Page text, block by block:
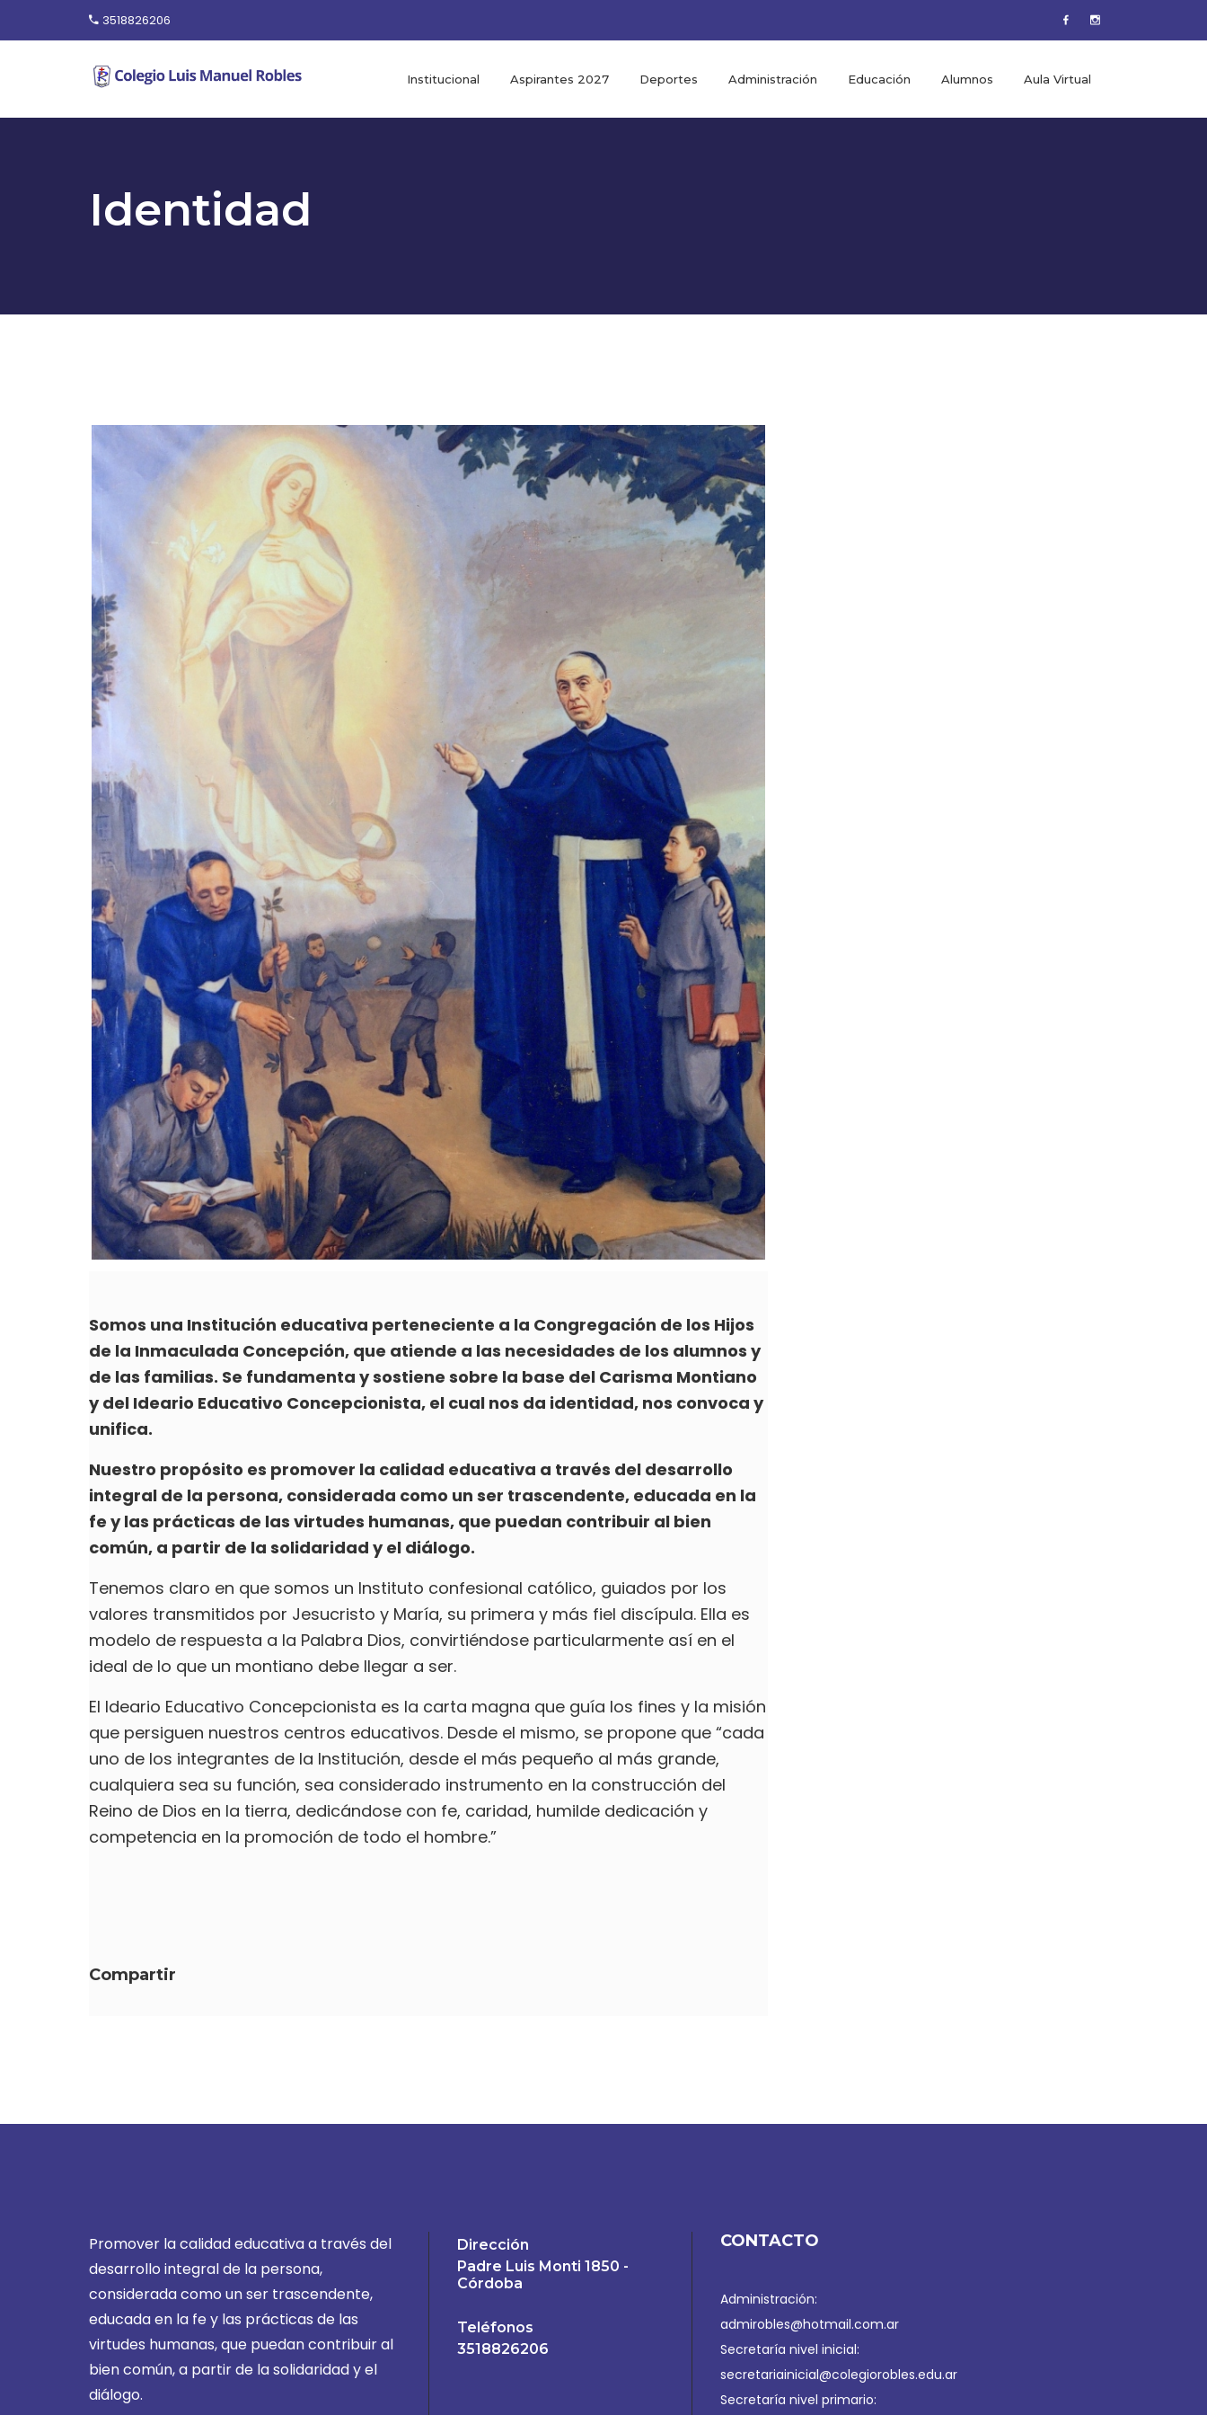
3518826206
Institucional Aspirantes 2027 Deportes Administración Educación Alumnos Aula Virtual
Identidad
Somos una Institución educativa perteneciente a la Congregación de los Hijos
de la Inmaculada Concepción, que atiende a las necesidades de los alumnos y
de las familias. Se fundamenta y sostiene sobre la base del Carisma Montiano
y del Ideario Educativo Concepcionista, el cual nos da identidad, nos convoca y
unifica.
Nuestro propósito es promover la calidad educativa a través del desarrollo
integral de la persona, considerada como un ser trascendente, educada en la
fe y las prácticas de las virtudes humanas, que puedan contribuir al bien
común, a partir de la solidaridad y el diálogo.
Tenemos claro en que somos un Instituto confesional católico, guiados por los
valores transmitidos por Jesucristo y María, su primera y más fiel discípula. Ella es
modelo de respuesta a la Palabra Dios, convirtiéndose particularmente así en el
ideal de lo que un montiano debe llegar a ser.
El Ideario Educativo Concepcionista es la carta magna que guía los fines y la misión
que persiguen nuestros centros educativos. Desde el mismo, se propone que “cada
uno de los integrantes de la Institución, desde el más pequeño al más grande,
cualquiera sea su función, sea considerado instrumento en la construcción del
Reino de Dios en la tierra, dedicándose con fe, caridad, humilde dedicación y
competencia en la promoción de todo el hombre.”
Compartir
Promover la calidad educativa a través del
desarrollo integral de la persona,
considerada como un ser trascendente,
educada en la fe y las prácticas de las
virtudes humanas, que puedan contribuir al
bien común, a partir de la solidaridad y el
diálogo.
Dirección
Padre Luis Monti 1850 -
Córdoba
Teléfonos
3518826206
CONTACTO
Administración:
admirobles@hotmail.com.ar
Secretaría nivel inicial:
secretariainicial@colegiorobles.edu.ar
Secretaría nivel primario: